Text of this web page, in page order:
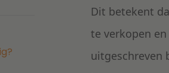
Dit betekent
te verkopen
uitgeschreven